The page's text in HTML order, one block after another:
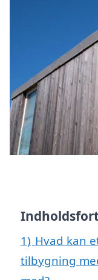
1) Hvad kan
tilbygning